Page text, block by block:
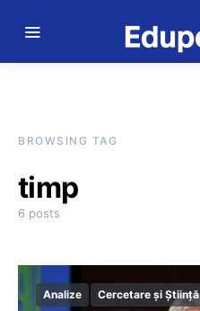
BROWSING TAG
timp
6 posts
Analize Cercetare și Știință